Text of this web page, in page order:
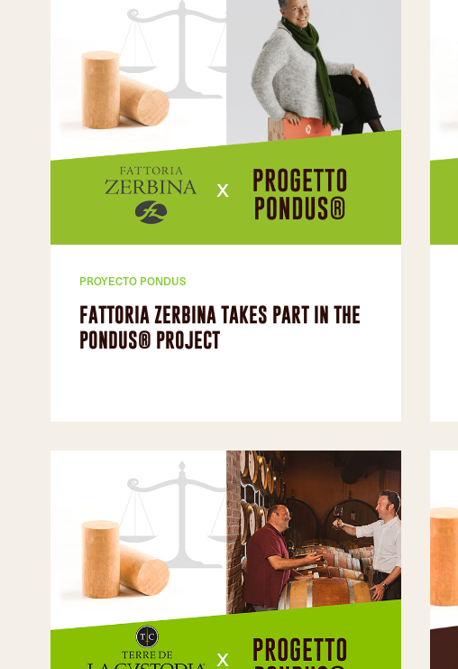
PROYECTO PONDUS
FATTORIA ZERBINA TAKES PART IN THE
PONDUS® PROJECT